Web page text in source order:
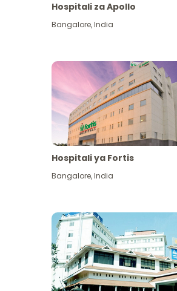
Hospitali za Apollo
Bangalore,India
Hospitali ya Fortis
Bangalore,India